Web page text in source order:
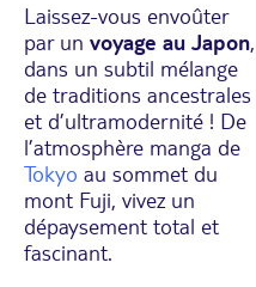
Laissez-vous envoûter
par un voyage au Japon,
dans un subtil mélange
de traditions ancestrales
et d’ultramodernité ! De
l’atmosphère manga de
Tokyo au sommet du
mont Fuji, vivez un
dépaysement total et
fascinant.